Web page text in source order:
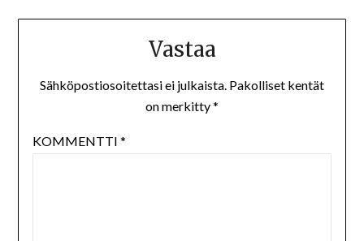
Vastaa
Sähköpostiosoitettasi ei julkaista. Pakolliset kentät
on merkitty*
KOMMENTTI *